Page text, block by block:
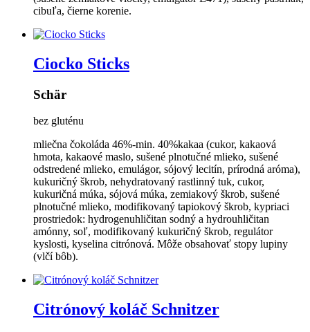
cibuľa, čierne korenie.
Ciocko Sticks
Schär
bez gluténu
mliečna čokoláda 46%-min. 40%kakaa (cukor, kakaová
hmota, kakaové maslo, sušené plnotučné mlieko, sušené
odstredené mlieko, emulágor, sójový lecitín, prírodná aróma),
kukuričný škrob, nehydratovaný rastlinný tuk, cukor,
kukuričná múka, sójová múka, zemiakový škrob, sušené
plnotučné mlieko, modifikovaný tapiokový škrob, kypriaci
prostriedok: hydrogenuhličitan sodný a hydrouhličitan
amónny, soľ, modifikovaný kukuričný škrob, regulátor
kyslosti, kyselina citrónová. Môže obsahovať stopy lupiny
(vlčí bôb).
Citrónový koláč Schnitzer